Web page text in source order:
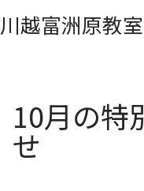
川越富洲原教
10月の特
せ